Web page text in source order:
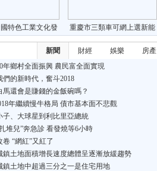
特色工業文化發
重慶市三類車可網上選新能
新聞 財經 娛樂
房產
年鄉村全面振興 農民富全面實現
們的新時代，奮斗2018
還會是賺錢的金飯碗嗎？
年繼續慢牛格局 債市基本面不悲觀
子、大球星到利比里亞總統
堆兒”奔急診 看發燒等6小時
卷 “網紅”又紅了
鎮土地面積增長速度總體呈逐漸放緩趨勢
鎮土地中超過三分之一是住宅用地